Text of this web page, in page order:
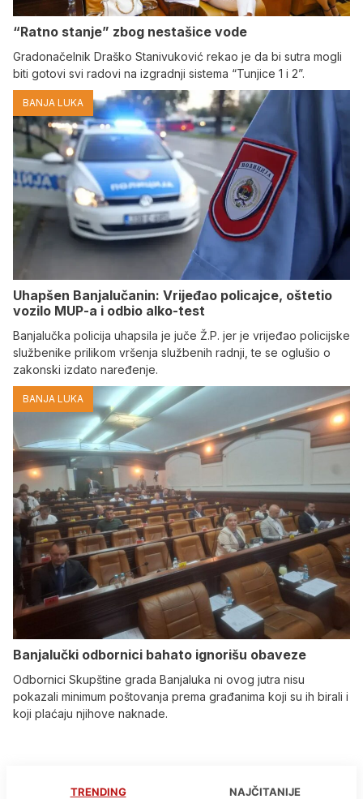
“Ratno stanje” zbog nestašice vode
Gradonačelnik Draško Stanivuković rekao je da bi sutra mogli
biti gotovi svi radovi na izgradnji sistema “Tunjice 1 i 2”.
BANJA LUKA
Uhapšen Banjalučanin: Vrijeđao policajce, oštetio
vozilo MUP-a i odbio alko-test
Banjalučka policija uhapsila je juče Ž.P. jer je vrijeđao policijske
službenike prilikom vršenja službenih radnji, te se oglušio o
zakonski izdato naređenje.
BANJA LUKA
Banjalučki odbornici bahato ignorišu obaveze
Odbornici Skupštine grada Banjaluka ni ovog jutra nisu
pokazali minimum poštovanja prema građanima koji su ih birali i
koji plaćaju njihove naknade.
TRENDING NAJČITANIJE